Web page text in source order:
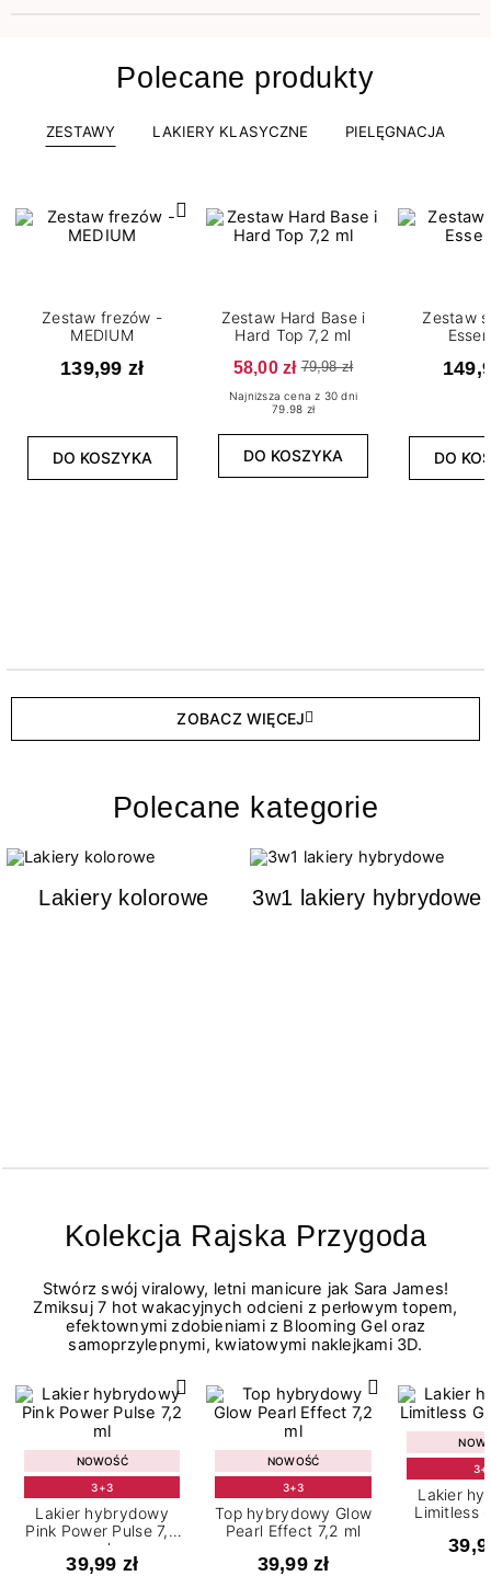
Polecane produkty
ZESTAWY LAKIERY KLASYCZNE PIELĘGNACJA
Zestaw frezów -
MEDIUM
139,99 zł
DO KOSZYKA
Zestaw Hard Base i
Hard Top 7,2 ml
58,00 zł 79,98 zł
Najniższa cena z 30 dni
79.98 zł
DO KOSZYKA
Zestaw
DO
ZOBACZ WIĘCEJ
Polecane kategorie
Lakiery kolorowe 3w1 lakiery hybrydowe
Kolekcja Rajska Przygoda
Stwórz swój viralowy, letni manicure jak Sara James!
Zmiksuj 7 hot wakacyjnych odcieni z perłowym topem,
efektownymi zdobieniami z Blooming Gel oraz
samoprzylepnymi, kwiatowymi naklejkami 3D.
NOWOŚĆ
3+3
Lakier hybrydowy
Pink Power Pulse 7,2
ml
39,99 zł
NOWOŚĆ
3+3
Top hybrydowy Glow
Pearl Effect 7,2 ml
39,99 zł
Lakier
Limitless